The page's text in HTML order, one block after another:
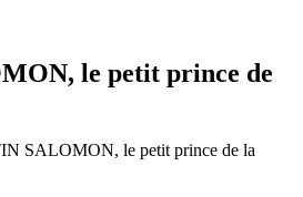
le petit prince de